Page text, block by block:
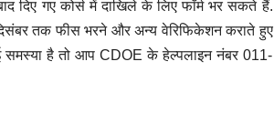
दिए गए कोर्स में दाखिले के लिए फॉर्म भर सकते हैं.
तक फीस भरने और अन्य वेरिफिकेशन कराते हुए
समस्या है तो आप CDOE के हेल्पलाइन नंबर 011-